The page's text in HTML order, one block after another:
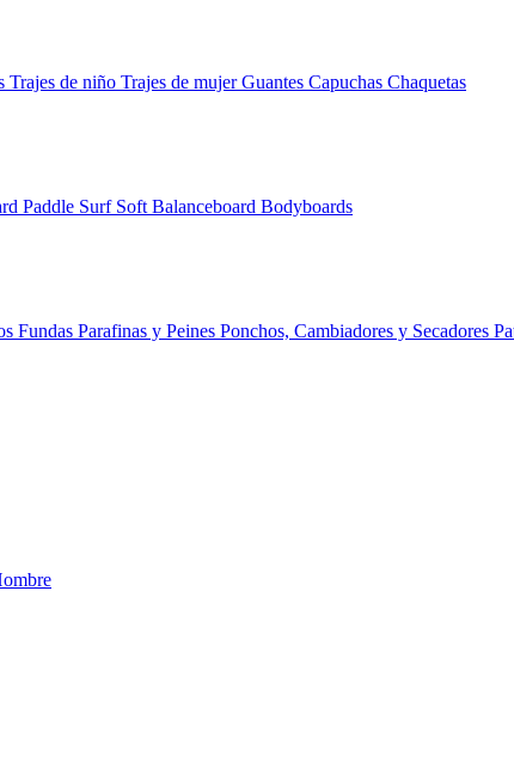
Trajes de niño Trajes de mujerGuantes Capuchas Chaquetas
Paddle Surf Soft Balanceboard Bodyboards
Fundas Parafinas y Peines Ponchos, Cambiadores y Secadores